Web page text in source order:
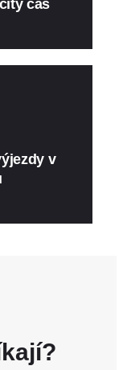
čas
v